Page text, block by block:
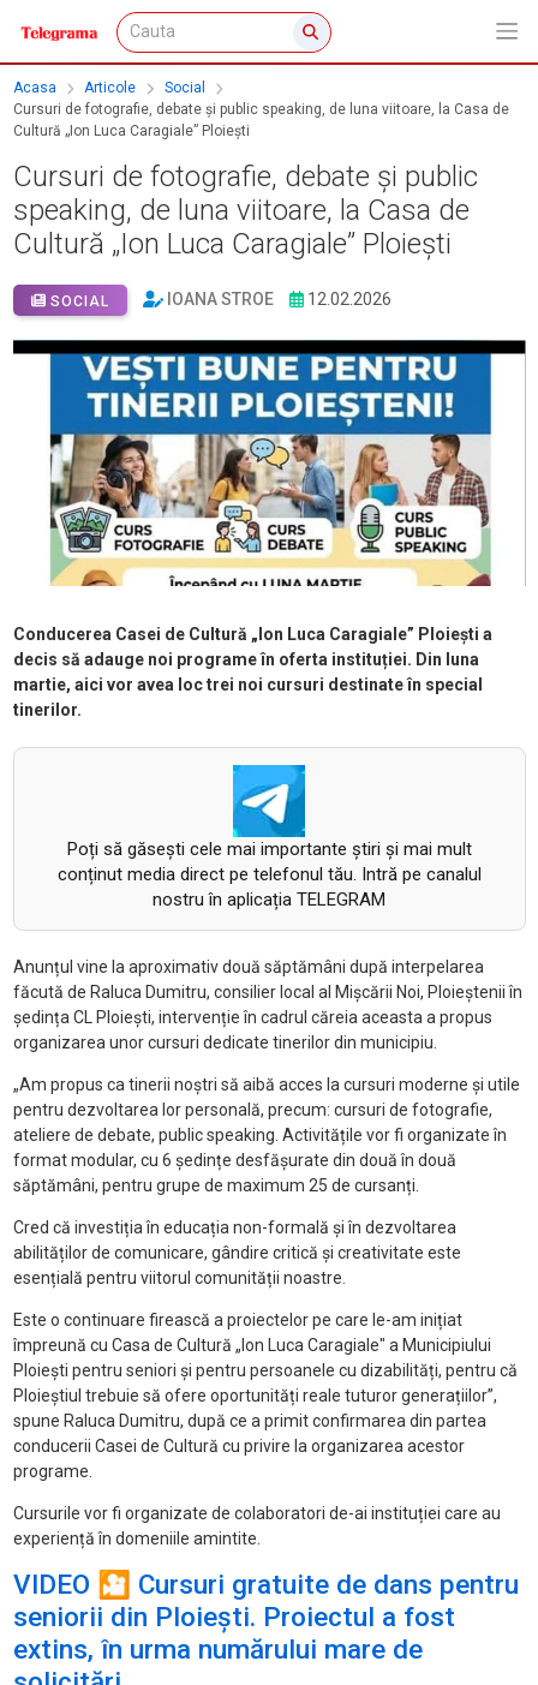
Acasa Articole
Social
Cursuri de fotografie, debate și public speaking, de luna viitoare, la Casa de
Cultură „Ion Luca Caragiale” Ploiești
Cursuri de fotografie, debate și public
speaking, de luna viitoare, la Casa de
Cultură „Ion Luca Caragiale” Ploiești
SOCIAL IOANA STROE 12.02.2026
Conducerea Casei de Cultură „Ion Luca Caragiale” Ploiești a
decis să adauge noi programe în oferta instituției. Din luna
martie, aici vor avea loc trei noi cursuri destinate în special
tinerilor.
Poți să găsești cele mai importante știri și mai mult
conținut media direct pe telefonul tău. Intră pe canalul
nostru în aplicația TELEGRAM
Anunțul vine la aproximativ două săptămâni după interpelarea
făcută de Raluca Dumitru, consilier local al Mișcării Noi, Ploieștenii în
ședința CL Ploiești, intervenție în cadrul căreia aceasta a propus
organizarea unor cursuri dedicate tinerilor din municipiu.
„Am propus ca tinerii noștri să aibă acces la cursuri moderne și utile
pentru dezvoltarea lor personală, precum: cursuri de fotografie,
ateliere de debate, public speaking. Activitățile vor fi organizate în
format modular, cu 6 ședințe desfășurate din două în două
săptămâni, pentru grupe de maximum 25 de cursanți.
Cred că investiția în educația non-formală și în dezvoltarea
abilităților de comunicare, gândire critică și creativitate este
esențială pentru viitorul comunității noastre.
Este o continuare firească a proiectelor pe care le-am inițiat
împreună cu Casa de Cultură „Ion Luca Caragiale" a Municipiului
Ploiești pentru seniori și pentru persoanele cu dizabilități, pentru că
Ploieștiul trebuie să ofere oportunități reale tuturor generațiilor”,
spune Raluca Dumitru, după ce a primit confirmarea din partea
conducerii Casei de Cultură cu privire la organizarea acestor
programe.
Cursurile vor fi organizate de colaboratori de-ai instituției care au
experiență în domeniile amintite.
VIDEO 🎦 Cursuri gratuite de dans pentru
seniorii din Ploiești. Proiectul a fost
extins, în urma numărului mare de